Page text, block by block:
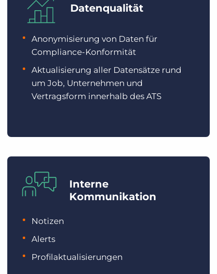
Datenqualität
Anonymisierung von Daten für
Compliance-Konformität
Aktualisierung aller Datensätze rund
um Job, Unternehmen und
Vertragsform innerhalb des ATS
Interne
Kommunikation
Notizen
Alerts
Profilaktualisierungen